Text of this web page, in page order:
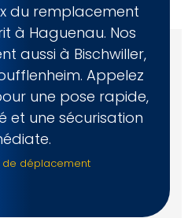
du remplacement
à Haguenau. Nos
aussi à Bischwiller,
Appelez
une pose rapide,
et une sécurisation
de déplacement